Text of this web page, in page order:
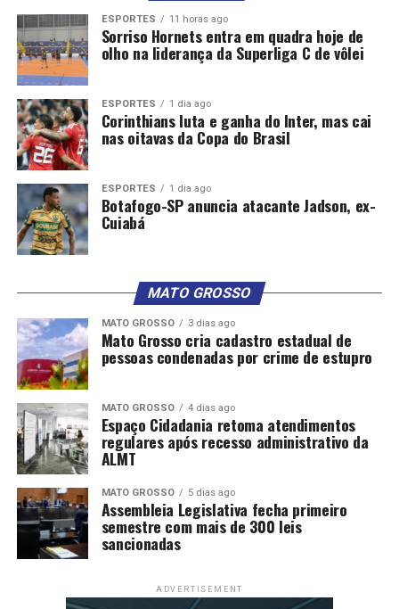
Brics
OBrics é um bloco que reúne representantes de 11
paísesmembros permanentes: Brasil, Rússia, Índia,
China, África do Sul, Irã, Arábia Saudita, Egito,
Etiópia, Emirados Árabes Unidos e Indonésia.
Também participam os países parceiros: Belarus,
Bolívia, Cazaquistão, Tailândia, Cuba, Uganda, Malásia,
Nigéria, Vietnã e Uzbequistão. Sob a presidência do
Brasil, a 17ª Reunião de Cúpula do Brics ocorre no Rio de
Janeiro nos dias 6 e 7 de julho.
Os 11 países representam 39% da economia mundial,
48,5% da população do planeta e 23% do comércio
global. Em 2024, países do Brics receberam 36% de tudo
que foi exportado pelo Brasil, enquanto nós compramos
desses países 34% do total do que importamos.
Fonte: EBC Economia
Comentários
RENEGOCIAÇÃO
ESPORTES 11 horas ago
Sorriso Hornets entra em quadra hoje de
olho na liderança da Superliga C de vôlei
ESPORTES 1 dia ago
Corinthians luta e ganha do Inter, mas cai
nas oitavas da Copa do Brasil
ESPORTES 1 dia ago
Botafogo-SP anuncia atacante Jadson, ex-
Cuiabá
MATO GROSSO
MATO GROSSO 3 dias ago
Mato Grosso cria cadastro estadual de
pessoas condenadas por crime de estupro
MATO GROSSO 4 dias ago
Espaço Cidadania retoma atendimentos
regulares após recesso administrativo da
ALMT
MATO GROSSO 5 dias ago
Assembleia Legislativa fecha primeiro
semestre com mais de 300 leis
sancionadas
ADVERTISEMENT